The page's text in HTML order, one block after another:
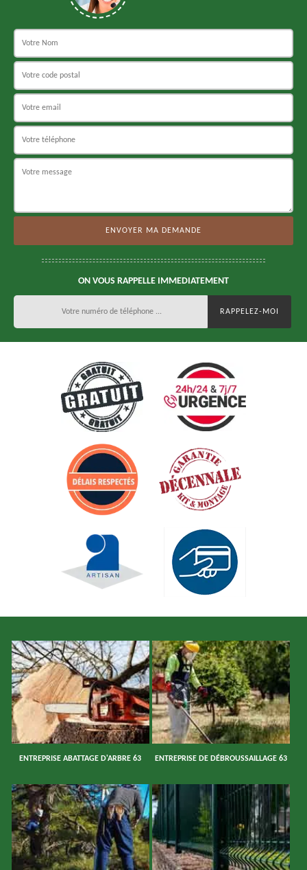
ON VOUS RAPPELLE IMMEDIATEMENT
ENTREPRISE ABATTAGE D'ARBRE 63 ENTREPRISE DE DÉBROUSSAILLAGE 63